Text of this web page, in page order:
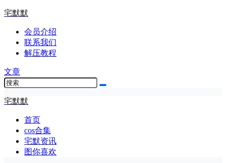
宅默默
会员介绍
联系我们
解压教程
文章
宅默默
首页
cos合集
宅默资讯
图你喜欢